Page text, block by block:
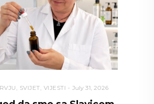
SVIJET VIJESTI July 31, 2026